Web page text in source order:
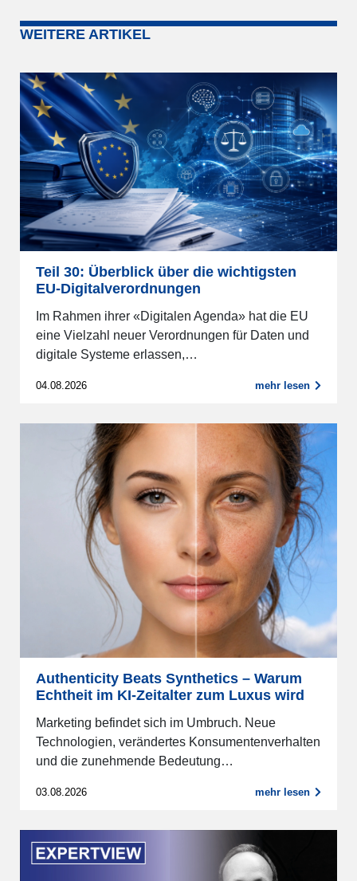
WEITERE ARTIKEL
Teil 30: Überblick über die wichtigsten
EU-Digitalverordnungen
Im Rahmen ihrer «Digitalen Agenda» hat die EU
eine Vielzahl neuer Verordnungen für Daten und
digitale Systeme erlassen,…
04.08.2026 mehr lesen
Authenticity Beats Synthetics – Warum
Echtheit im KI-Zeitalter zum Luxus wird
Marketing befindet sich im Umbruch. Neue
Technologien, verändertes Konsumentenverhalten
und die zunehmende Bedeutung…
03.08.2026 mehr lesen